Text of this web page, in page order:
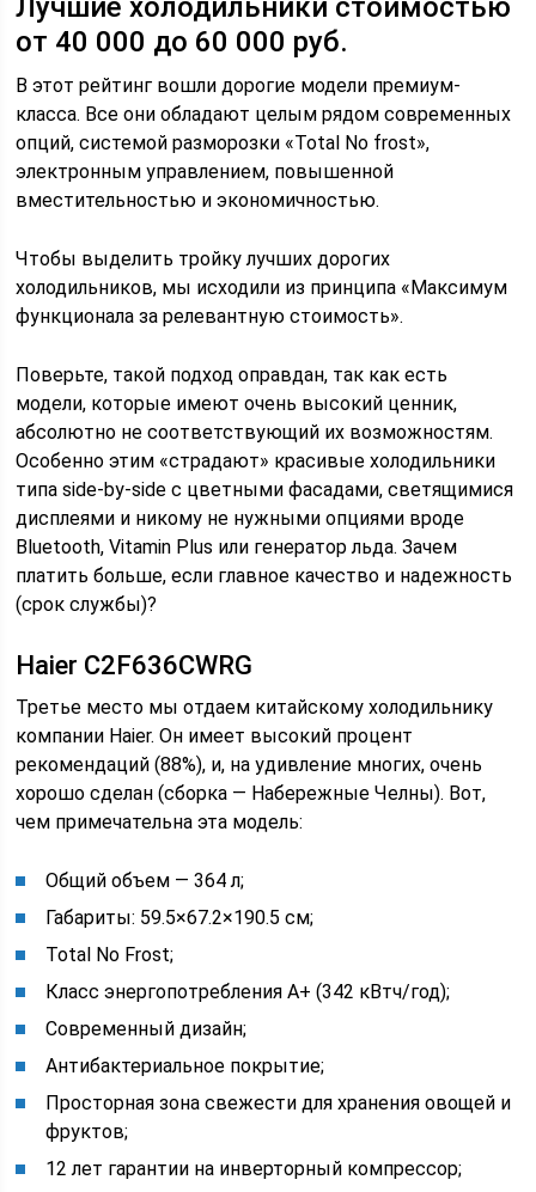
от 40 000 до 60 000 руб.
В этот рейтинг вошли дорогие модели премиум-
класса. Все они обладают целым рядом современных
опций, системой разморозки «Total No frost»,
электронным управлением, повышенной
вместительностью и экономичностью.
Чтобы выделить тройку лучших дорогих
холодильников, мы исходили из принципа «Максимум
функционала за релевантную стоимость».
Поверьте, такой подход оправдан, так как есть
модели, которые имеют очень высокий ценник,
абсолютно не соответствующий их возможностям.
Особенно этим «страдают» красивые холодильники
типа side-by-side с цветными фасадами, светящимися
дисплеями и никому не нужными опциями вроде
Bluetooth, Vitamin Plus или генератор льда. Зачем
платить больше, если главное качество и надежность
(срок службы)?
Haier C2F636CWRG
Третье место мы отдаем китайскому холодильнику
компании Haier. Он имеет высокий процент
рекомендаций (88%), и, на удивление многих, очень
хорошо сделан (сборка ― Набережные Челны). Вот,
чем примечательна эта модель:
Общий объем ― 364 л;
Габариты: 59.5×67.2×190.5 см;
Total No Frost;
Класс энергопотребления А+ (342 кВтч/год);
Современный дизайн;
Антибактериальное покрытие;
Просторная зона свежести для хранения овощей и
фруктов;
12 лет гарантии на инверторный компрессор;